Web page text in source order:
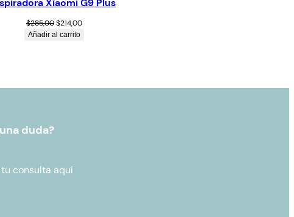
$285,00$214,00
Añadir al carrito
duda?
tu consulta aquí